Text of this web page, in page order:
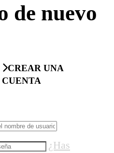
de nuevo
CREAR UNA
CUENTA
¿Has